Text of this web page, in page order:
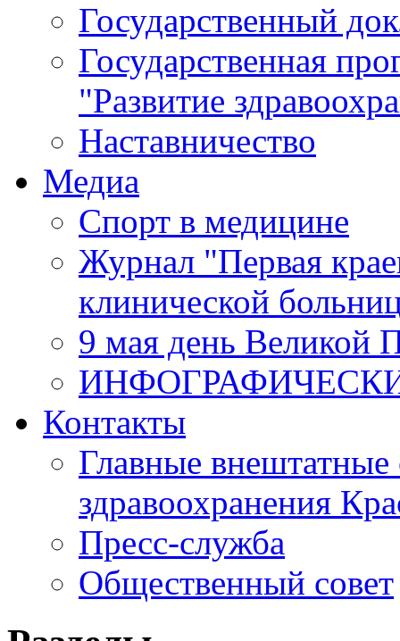
Государственный
Государственная
"Развитие
Наставничество
Медиа
Спорт в медицине
Журнал "Первая
клинической
9 мая день Великой
Контакты
Главные внештатные
здравоохранения
Пресс-служба
Общественный совет